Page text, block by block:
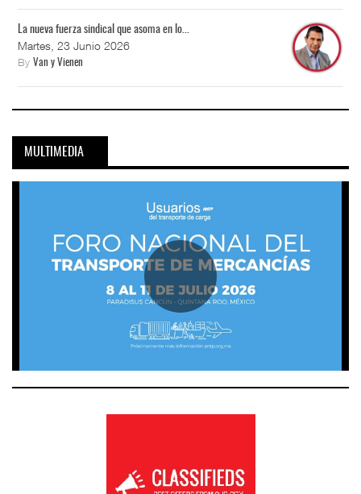
La nueva fuerza sindical que asoma en lo...
Martes, 23 Junio 2026
By Van y Vienen
MULTIMEDIA